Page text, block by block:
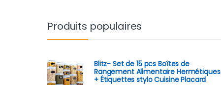
Produits populaires
Blitz- Set de 15 pcs Boîtes de
Rangement Alimentaire Hermétiques
+ Étiquettes stylo Cuisine Placard